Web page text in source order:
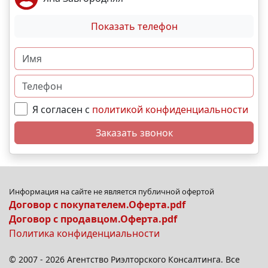
Показать телефон
Я согласен с политикой конфиденциальности
Заказать звонок
Информация на сайте не является публичной офертой
Договор с покупателем.Оферта.pdf
Договор с продавцом.Оферта.pdf
Политика конфиденциальности
© 2007 - 2026 Агентство Риэлторского Консалтинга. Все